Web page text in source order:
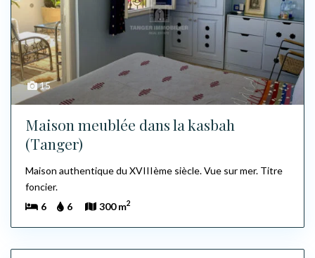
15
Maison meublée dans la kasbah
(Tanger)
Maison authentique du XVIIIème siècle. Vue sur mer. Titre
foncier.
6
6 300 m2